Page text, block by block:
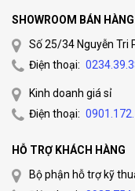
SHOWROOM BÁN
Số 25/34 Nguyễn Tri
Điện thoại:
Kinh doanh giá sỉ
Điện thoại:
HỖ TRỢ KHÁCH HÀNG
Bộ phận hỗ trợ kỹ